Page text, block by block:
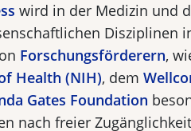
wird in der Medizin und
Disziplinen
Forschungsförderern,
Health (NIH), dem
Gates Foundation
nach freier